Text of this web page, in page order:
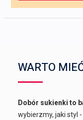
WARTO
Dobór sukienki to
wybierzmy, jaki styl